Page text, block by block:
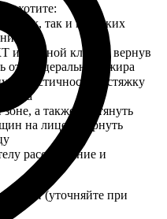
хотите:
так и глубоких
и грудной клетки, вернув
от висцерального жира
эластичность/растяжку
а также подтянуть
на лице и вернуть
расслабление и
(уточняйте при